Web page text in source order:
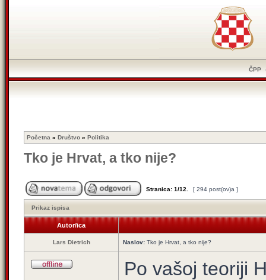
ČPP
Početna » Društvo » Politika
Tko je Hrvat, a tko nije?
Stranica: 1/12 [ 294 post(ov)a ]
Prikaz ispisa
Autor/ica
Lars Dietrich Naslov: Tko je Hrvat, a tko nije?
Po vašoj teoriji